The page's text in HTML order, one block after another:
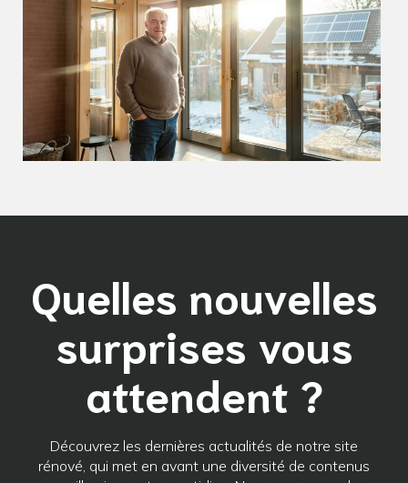
Quelles nouvelles
surprises vous
attendent ?
Découvrez les dernières actualités de notre site
rénové, qui met en avant une diversité de contenus